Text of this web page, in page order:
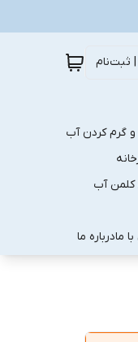
ثبت‌نام
گرم کردن آب
کلمن آب
مادرباره ما